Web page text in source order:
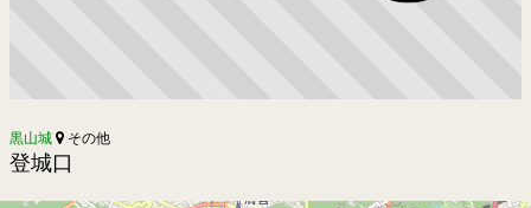
黒山城 その他
登城口